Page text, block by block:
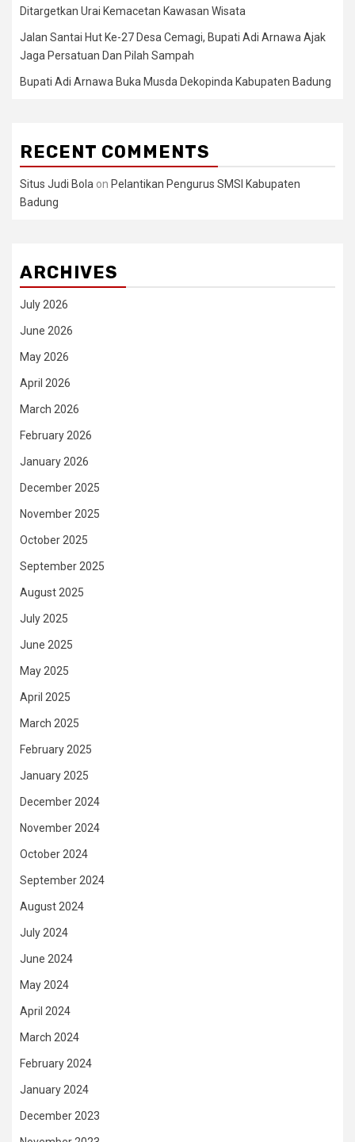
Ditargetkan Urai Kemacetan Kawasan Wisata
Jalan Santai Hut Ke-27 Desa Cemagi, Bupati Adi Arnawa Ajak
Jaga Persatuan Dan Pilah Sampah
Bupati Adi Arnawa Buka Musda Dekopinda Kabupaten Badung
RECENT COMMENTS
Situs Judi Bola on Pelantikan Pengurus SMSI Kabupaten
Badung
ARCHIVES
July 2026
June 2026
May 2026
April 2026
March 2026
February 2026
January 2026
December 2025
November 2025
October 2025
September 2025
August 2025
July 2025
June 2025
May 2025
April 2025
March 2025
February 2025
January 2025
December 2024
November 2024
October 2024
September 2024
August 2024
July 2024
June 2024
May 2024
April 2024
March 2024
February 2024
January 2024
December 2023